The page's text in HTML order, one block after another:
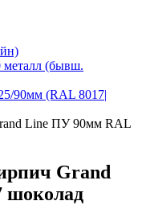
металл (бывш.
90мм (RAL 8017|
Line ПУ 90мм RAL
Grand
шоколад